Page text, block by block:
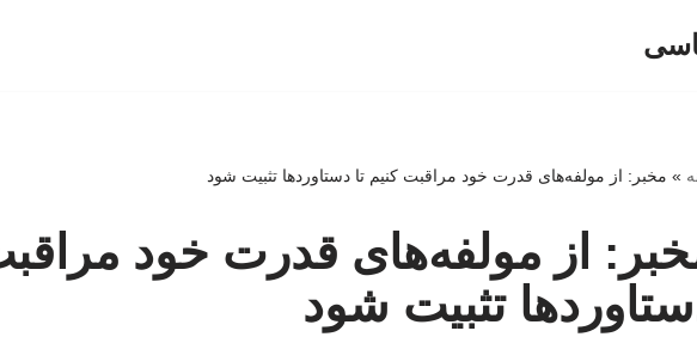
» مخبر: از مولفه‌های قدرت خود مراقبت کنیم تا دستاوردها تثبیت شود
از مولفه‌های قدرت خود
تثبیت شود